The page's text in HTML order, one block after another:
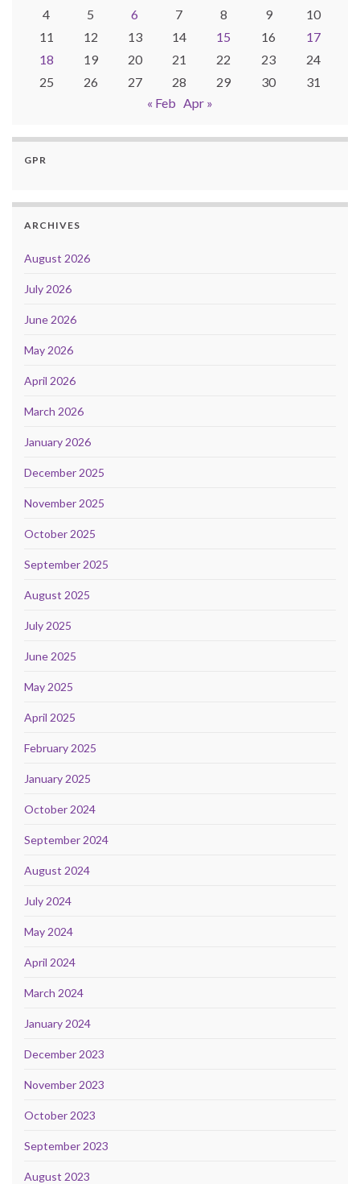
4
5 6 7 8 9
10
11
12 13 14 15 16
17
18
19 20 21 22 23
24
25
26 27 28 29 30
31
« Feb Apr »
GPR
ARCHIVES
August 2026
July 2026
June 2026
May 2026
April 2026
March 2026
January 2026
December 2025
November 2025
October 2025
September 2025
August 2025
July 2025
June 2025
May 2025
April 2025
February 2025
January 2025
October 2024
September 2024
August 2024
July 2024
May 2024
April 2024
March 2024
January 2024
December 2023
November 2023
October 2023
September 2023
August 2023